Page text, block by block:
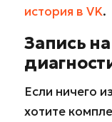
история в VK.
Запись
Если ничего
хотите